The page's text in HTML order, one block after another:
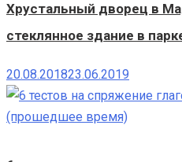
Хрустальный дворец в
стеклянное здание в
20.08.201823.06.2019